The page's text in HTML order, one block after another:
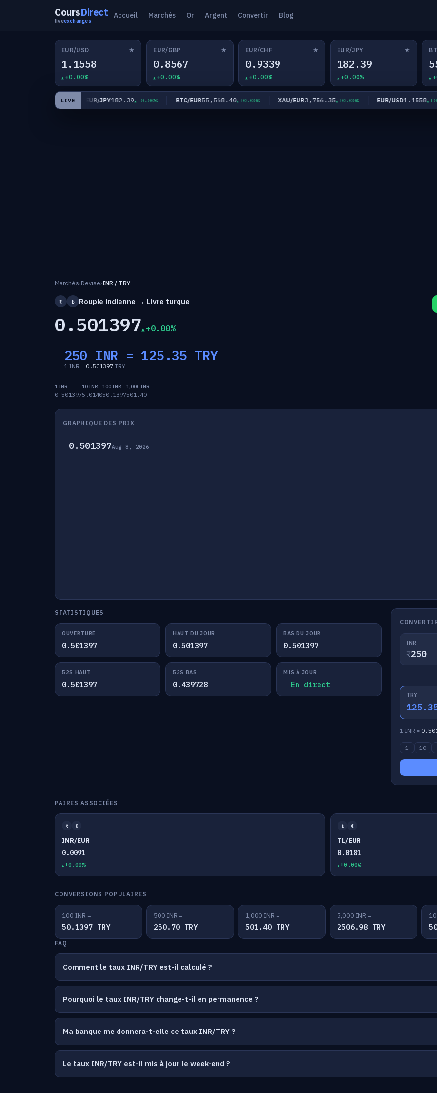
CoursDirect
liveexchanges
Accueil Marchés Or Argent Convertir Blog
EUR/USD ★
1.1558
+0.00%
EUR/GBP ★
0.8567
+0.00%
EUR/CHF ★
0.9339
+0.00%
EUR/JPY ★
182.39
+0.00%
LIVE EUR/JPY182.39 +0.00% BTC/EUR55,568.40 +0.00% XAU/EUR3,756.35 +0.00% EUR/USD1.1558
Marchés›Devise›INR / TRY
₹ ₺ Roupie indienne → Livre turque
0.501397 +0.00%
250 INR =125.35 TRY
1 INR = 0.501397 TRY
1 INR
0.501397
10 INR
5.0140
100 INR
50.1397
1,000 INR
501.40
GRAPHIQUE DES PRIX
0.501397Aug 8, 2026
STATISTIQUES
OUVERTURE
0.501397
HAUT DU JOUR
0.501397
BAS DU JOUR
0.501397
52S HAUT
0.501397
52S BAS
0.439728
MIS À JOUR
En direct
INR
₹
TRY
1 INR =
1 10
PAIRES ASSOCIÉES
₹ €
INR/EUR
0.0091
+0.00%
₺ €
TL/EUR
0.0181
+0.00%
CONVERSIONS POPULAIRES
100 INR =
50.1397 TRY
500 INR =
250.70 TRY
1,000 INR =
501.40 TRY
5,000 INR =
2506.98 TRY
FAQ
Comment le taux INR/TRY est-il calculé ?
Pourquoi le taux INR/TRY change-t-il en permanence ?
Ma banque me donnera-t-elle ce taux INR/TRY ?
Le taux INR/TRY est-il mis à jour le week-end ?